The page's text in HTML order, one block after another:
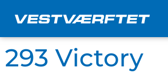
293 Victory